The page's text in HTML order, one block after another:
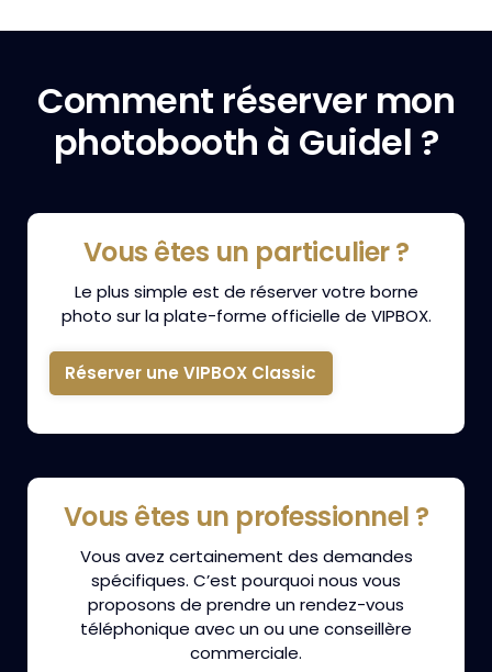
Comment réserver mon
photobooth à Guidel ?
Vous êtes un particulier ?
Le plus simple est de réserver votre borne
photo sur la plate-forme officielle de VIPBOX.
Réserver une VIPBOX Classic
Vous êtes un professionnel ?
Vous avez certainement des demandes
spécifiques. C’est pourquoi nous vous
proposons de prendre un rendez-vous
téléphonique avec un ou une conseillère
commerciale.